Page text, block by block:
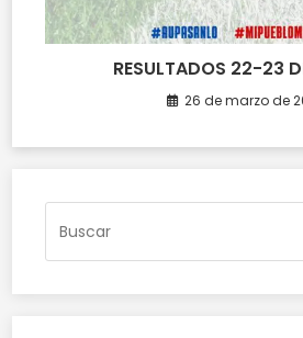
RESULTADOS 22-23
26 de marzo de